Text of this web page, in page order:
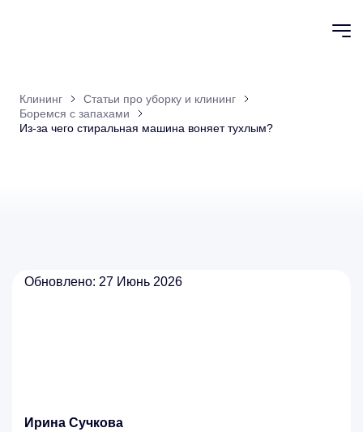
Клининг
Статьи про уборку и клининг
Боремся с запахами
Из-за чего стиральная машина воняет тухлым?
Обновлено: 27 Июнь 2026
Ирина Сучкова